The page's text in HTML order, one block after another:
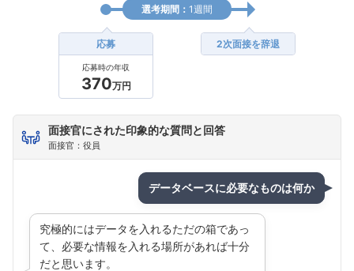
フォローしました
こちらの企業もフォローしませんか？
選考期間： 1週間
応募
応募時の年収
370万円
2次面接を辞退
面接官にされた印象的な質問と回答
面接官：役員
データベースに必要なものは何か
究極的にはデータを入れるただの箱であっ
て、必要な情報を入れる場所があれば十分
だと思います。